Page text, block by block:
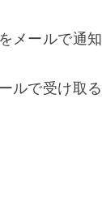
メールで通知
ルで受け取る